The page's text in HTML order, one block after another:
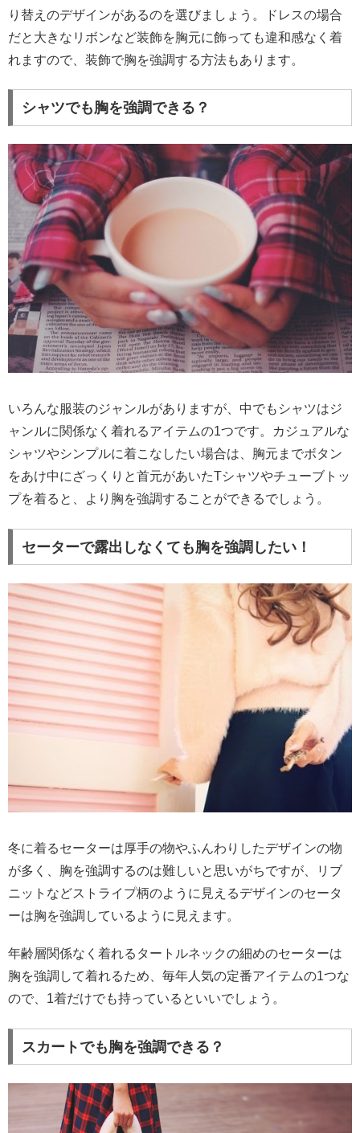
り替えのデザインがあるのを選びましょう。ドレスの場合
だと大きなリボンなど装飾を胸元に飾っても違和感なく着
れますので、装飾で胸を強調する方法もあります。
シャツでも胸を強調できる？
いろんな服装のジャンルがありますが、中でもシャツはジ
ャンルに関係なく着れるアイテムの1つです。カジュアルな
シャツやシンプルに着こなしたい場合は、胸元までボタン
をあけ中にざっくりと首元があいたTシャツやチューブトッ
プを着ると、より胸を強調することができるでしょう。
セーターで露出しなくても胸を強調したい！
冬に着るセーターは厚手の物やふんわりしたデザインの物
が多く、胸を強調するのは難しいと思いがちですが、リブ
ニットなどストライプ柄のように見えるデザインのセータ
ーは胸を強調しているように見えます。
年齢層関係なく着れるタートルネックの細めのセーターは
胸を強調して着れるため、毎年人気の定番アイテムの1つな
ので、1着だけでも持っているといいでしょう。
スカートでも胸を強調できる？